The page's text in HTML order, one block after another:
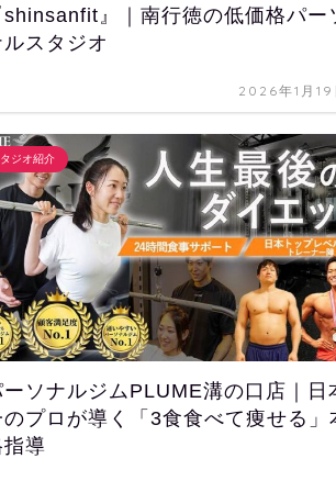
shinsanfit』｜南行徳の低価格パー
ルスタジオ
2026年1月19
ジオ紹介
ーソナルジムPLUME溝の口店｜日
のプロが導く「3食食べて痩せる」
指導